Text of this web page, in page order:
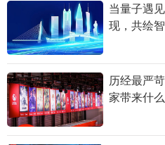
当量子遇
现，共绘
历经最严
家带来什么